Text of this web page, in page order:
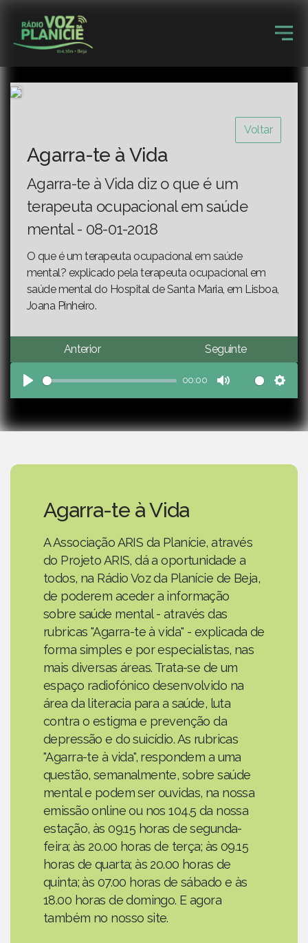
Voltar
Agarra-te à Vida
Agarra-te à Vida diz o que é um
terapeuta ocupacional em saúde
mental - 08-01-2018
O que é um terapeuta ocupacional em saúde
mental? explicado pela terapeuta ocupacional em
saúde mental do Hospital de Santa Maria, em Lisboa,
Joana Pinheiro.
Anterior Seguinte
Play
00:00
Mute
Agarra-te à Vida
A Associação ARIS da Planície, através
do Projeto ARIS, dá a oportunidade a
todos, na Rádio Voz da Planície de Beja,
de poderem aceder a informação
sobre saúde mental - através das
rubricas "Agarra-te à vida" - explicada de
forma simples e por especialistas, nas
mais diversas áreas. Trata-se de um
espaço radiofónico desenvolvido na
área da literacia para a saúde, luta
contra o estigma e prevenção da
depressão e do suicídio. As rubricas
"Agarra-te à vida", respondem a uma
questão, semanalmente, sobre saúde
mental e podem ser ouvidas, na nossa
emissão online ou nos 104.5 da nossa
estação, às 09.15 horas de segunda-
feira; às 20.00 horas de terça; às 09.15
horas de quarta; às 20.00 horas de
quinta; às 07.00 horas de sábado e às
18.00 horas de domingo. E agora
também no nosso site.